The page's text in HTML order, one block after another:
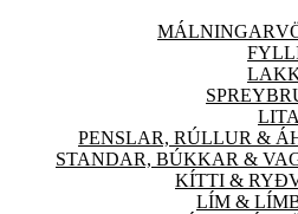
MÁLNINGAR
PENSLAR, RÚLLUR &
STANDAR, BÚKKAR &
KÍTTI &
LÍM &